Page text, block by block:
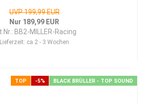
UVP 199,99 EUR
Nur 189,99 EUR
BB2-MILLER-Racing
Lieferzeit: ca 2 - 3 Wochen
TOP -5% BLACK BRÜLLER - TOP SOUND